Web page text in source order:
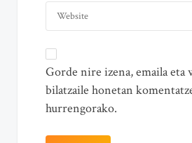
Gorde nire izena, emaila eta
bilatzaile honetan
hurrengorako.